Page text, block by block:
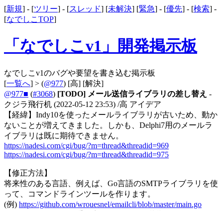
[新規] - [ツリー] - [スレッド] [未解決] [緊急] - [優先] - [検索] -
[なでしこTOP]
「なでしこv1」開発掲示板
なでしこv1のバグや要望を書き込む掲示板
[一覧へ] > (@977) [高] [解決]
@977■ (#3068) [TODO] メール送信ライブラリの差し替え -
クジラ飛行机 (2022-05-12 23:53) /高 アイデア
【経緯】Indy10を使ったメールライブラリが古いため、動か
ないことが増えてきました。しかも、Delphi7用のメールラ
イブラリは既に期待できません。
https://nadesi.com/cgi/bug/?m=thread&threadid=969
https://nadesi.com/cgi/bug/?m=thread&threadid=975
【修正方法】
将来性のある言語、例えば、Go言語のSMTPライブラリを使
って、コマンドラインツールを作ります。
(例) https://github.com/wrouesnel/emailcli/blob/master/main.go